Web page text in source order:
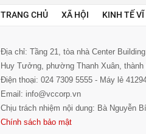
TRANG CHỦ XÃ HỘI KINH TẾ VĨ
Địa chỉ: Tầng 21, tòa nhà Center
Huy Tưởng, phường Thanh Xuân, thành
Điện thoại: 024 7309 5555 - Máy lẻ
Email: info@vccorp.vn
Chịu trách nhiệm nội dung: Bà Nguyễn
Chính sách bảo mật